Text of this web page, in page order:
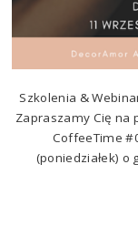
Szkolenia &
Zapraszamy Cię na
CoffeeTime
(poniedziałek) o